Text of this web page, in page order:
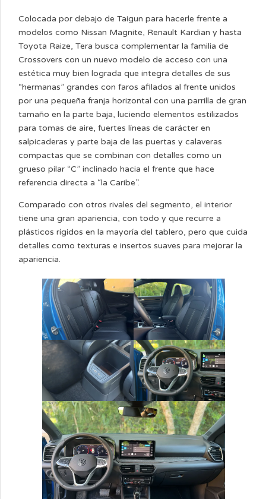
Colocada por debajo de Taigun para hacerle frente a
modelos como Nissan Magnite, Renault Kardian y hasta
Toyota Raize, Tera busca complementar la familia de
Crossovers con un nuevo modelo de acceso con una
estética muy bien lograda que integra detalles de sus
“hermanas” grandes con faros afilados al frente unidos
por una pequeña franja horizontal con una parrilla de gran
tamaño en la parte baja, luciendo elementos estilizados
para tomas de aire, fuertes líneas de carácter en
salpicaderas y parte baja de las puertas y calaveras
compactas que se combinan con detalles como un
grueso pilar “C” inclinado hacia el frente que hace
referencia directa a “la Caribe”.
Comparado con otros rivales del segmento, el interior
tiene una gran apariencia, con todo y que recurre a
plásticos rígidos en la mayoría del tablero, pero que cuida
detalles como texturas e insertos suaves para mejorar la
apariencia.